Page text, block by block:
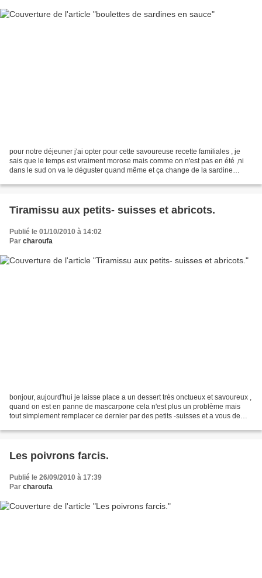
pour notre déjeuner j'ai opter pour cette savoureuse recette familiales , je
sais que le temps est vraiment morose mais comme on n'est pas en été ,ni
dans le sud on va le déguster quand même et ça change de la sardine
Tiramissu aux petits- suisses et abricots.
Publié le 01/10/2010 à 14:02
Par charoufa
bonjour, aujourd'hui je laisse place a un dessert très onctueux et savoureux ,
quand on est en panne de mascarpone cela n'est plus un problème mais
tout simplement remplacer ce dernier par des petits -suisses et a vous de
Les poivrons farcis.
Publié le 26/09/2010 à 17:39
Par charoufa